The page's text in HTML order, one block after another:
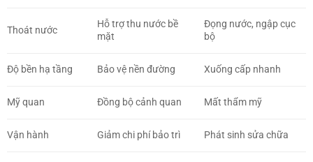
Thoát nước
Hỗ trợ thu nước bề
mặt
Đọng nước, ngập cục
bộ
Độ bền hạ tầng Bảo vệ nền đường Xuống cấp nhanh
Mỹ quan Đồng bộ cảnh quan Mất thẩm mỹ
Vận hành Giảm chi phí bảo trì Phát sinh sửa chữa